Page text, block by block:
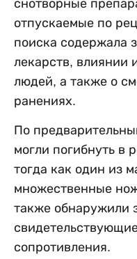
снотворные
отпускаемые по
поиска содержала
лекарств, влиянии
людей, а также о
ранениях.
По
могли погибнуть в
тогда как один из
множественные
также обнаружили
сопротивления.